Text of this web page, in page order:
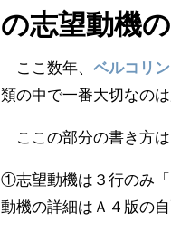
の志望動機
ここ数年、ベルコリ
類の中で一番大切なの
ここの部分の書き方は
①志望動機は３行のみ
動機の詳細はＡ４版の